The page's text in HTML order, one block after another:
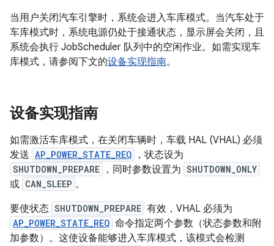
当用户关闭汽车引擎时，系统会进入车库模式。当汽车处于
车库模式时，系统电源仍处于接通状态，显示屏会关闭，且
系统会执行 JobScheduler 队列中的空闲作业。如需实现车
库模式，请参阅下文的设备实现指南。
设备实现指南
如需激活车库模式，在关闭车辆时，车载 HAL (VHAL) 必须
发送 AP_POWER_STATE_REQ ，状态设为
SHUTDOWN_PREPARE ，同时参数设置为 SHUTDOWN_ONLY
或 CAN_SLEEP 。
要使状态 SHUTDOWN_PREPARE 有效，VHAL 必须为
AP_POWER_STATE_REQ 命令指定两个参数（状态参数和附
加参数）。这使设备能够进入车库模式，该模式会检测